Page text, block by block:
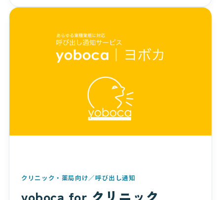
クリニック・薬局向け／呼び出し通知
yoboca for クリニック